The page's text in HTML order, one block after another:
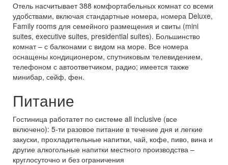
Отель насчитывает 388 комфортабельных комнат со всеми
удобствами, включая стандартные номера, номера Deluxe,
Family rooms для семейного размещения и свиты (mini
suites, executive suites, presidential suites). Большинство
комнат – с балконами с видом на море. Все номера
оснащены кондиционером, спутниковым телевидением,
телефоном с автоответчиком, радио; имеется также
минибар, сейф, фен.
Питание
Гостиница работатет по системе all inclusive (все
включено): 5-ти разовое питание в течение дня и легкие
закуски, прохладительные напитки, чай, кофе, пиво, вина и
другие алкогольные напитки местного производства –
круглосуточно и без ограничения